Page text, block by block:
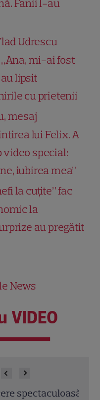
Fanii l-au
Udrescu
mi-ai fost
lipsit
cu prietenii
mesaj
lui Felix. A
video special:
iubirea mea”
la cuțite” fac
la
au pregătit
News
VIDEO